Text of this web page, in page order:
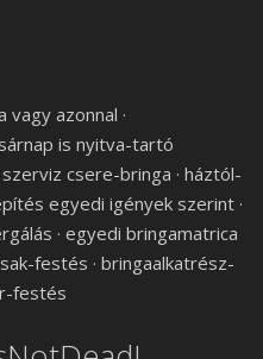
azonnal ·
is nyitva-tartó
csere-bringa · háztól-
egyedi igények szerint ·
· egyedi bringamatrica
festés · bringaalkatrész-
festés